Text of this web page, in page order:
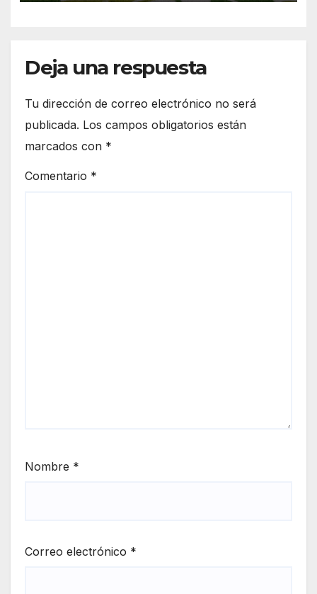
Deja una respuesta
Tu dirección de correo electrónico no será
publicada. Los campos obligatorios están
marcados con *
Comentario *
Nombre *
Correo electrónico *